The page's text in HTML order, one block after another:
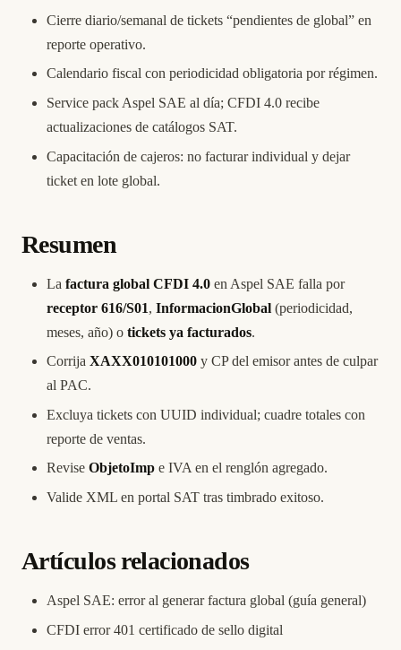
Cierre diario/semanal de tickets “pendientes de global” en
reporte operativo.
Calendario fiscal con periodicidad obligatoria por régimen.
Service pack Aspel SAE al día; CFDI 4.0 recibe
actualizaciones de catálogos SAT.
Capacitación de cajeros: no facturar individual y dejar
ticket en lote global.
Resumen
La factura global CFDI 4.0 en Aspel SAE falla por
receptor 616/S01, InformacionGlobal (periodicidad,
meses, año) o tickets ya facturados.
Corrija XAXX010101000 y CP del emisor antes de culpar
al PAC.
Excluya tickets con UUID individual; cuadre totales con
reporte de ventas.
Revise ObjetoImp e IVA en el renglón agregado.
Valide XML en portal SAT tras timbrado exitoso.
Artículos relacionados
Aspel SAE: error al generar factura global (guía general)
CFDI error 401 certificado de sello digital